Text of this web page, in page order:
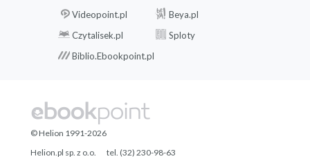
Videopoint.pl
Beya.pl
Czytalisek.pl
Sploty
Biblio.Ebookpoint.pl
© Helion 1991-2026
Helion.pl sp. z o.o.
tel. (32) 230-98-63